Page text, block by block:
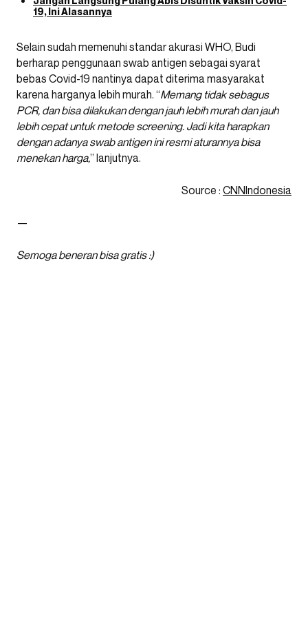
19, Ini Alasannya
Selain sudah memenuhi standar akurasi WHO, Budi
berharap penggunaan swab antigen sebagai syarat
bebas Covid-19 nantinya dapat diterima masyarakat
karena harganya lebih murah. “Memang tidak sebagus
PCR, dan bisa dilakukan dengan jauh lebih murah dan jauh
lebih cepat untuk metode screening. Jadi kita harapkan
dengan adanya swab antigen ini resmi aturannya bisa
menekan harga,” lanjutnya.
Source : CNNIndonesia
—
Semoga beneran bisa gratis :)